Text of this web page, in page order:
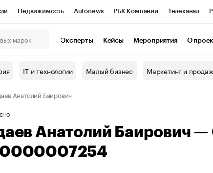
Недвижимость Autonews РБК Компании Телеканал
контрагентов
Эксперты Кейсы Мероприятия О
IT и технологии Малый бизнес Маркетинг и
Анатолий Баирович
Анатолий Баирович